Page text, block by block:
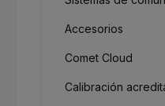
Accesorios
Comet Cloud
Calibración